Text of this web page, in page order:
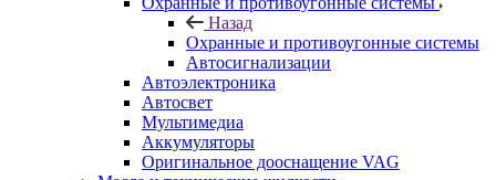
Назад
Охранные и противоугонные системы
Автосигнализации
Автоэлектроника
Автосвет
Мультимедиа
Аккумуляторы
Оригинальное дооснащение VAG